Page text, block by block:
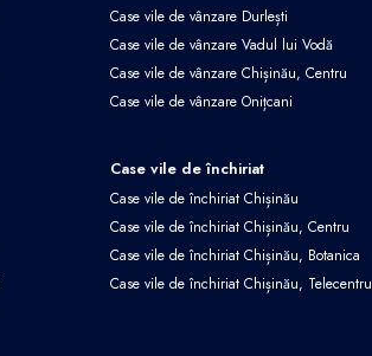
Case vile de vânzare Durlești
Case vile de vânzare Vadul lui Vodă
Case vile de vânzare Chișinău, Centru
Case vile de vânzare Onițcani
Case vile de închiriat
Case vile de închiriat Chișinău
Case vile de închiriat Chișinău, Centru
Case vile de închiriat Chișinău, Botanica
Case vile de închiriat Chișinău, Telecentru